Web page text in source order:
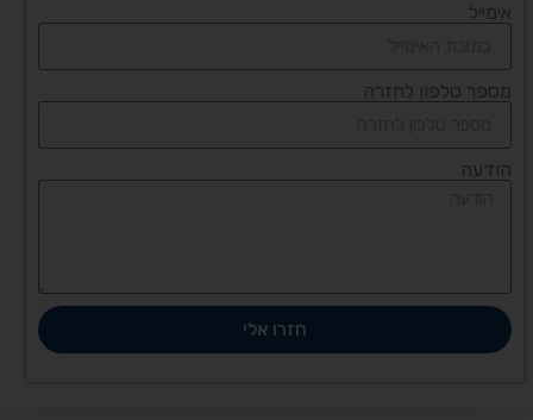
אימייל
מספר טלפון לחזרה
הודעה
חזרו אלי